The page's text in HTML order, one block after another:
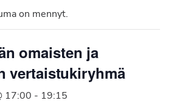
on mennyt.
omaisten ja
vertaistukiryhmä
17:00 - 19:15